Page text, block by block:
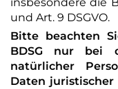
und Art. 9 DSGVO.
Bitte beachten
BDSG nur bei
natürlicher
Daten juristischer